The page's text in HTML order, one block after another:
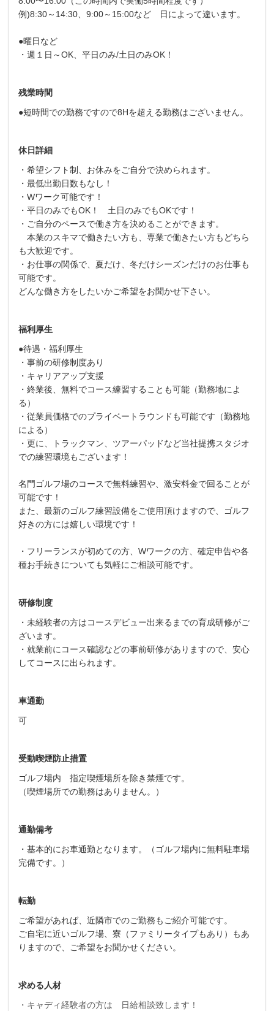
例)8:30～14:30、9:00～15:00など 日によって違います。
●曜日など
・週１日～OK、平日のみ/土日のみOK！
残業時間
●短時間での勤務ですので8Hを超える勤務はございません。
休日詳細
・希望シフト制、お休みをご自分で決められます。
・最低出勤日数もなし！
・Wワーク可能です！
・平日のみでもOK！ 土日のみでもOKです！
・ご自分のペースで働き方を決めることができます。
本業のスキマで働きたい方も、専業で働きたい方もどちら
も大歓迎です。
・お仕事の関係で、夏だけ、冬だけシーズンだけのお仕事も
可能です。
どんな働き方をしたいかご希望をお聞かせ下さい。
福利厚生
●待遇・福利厚生
・事前の研修制度あり
・キャリアアップ支援
・終業後、無料でコース練習することも可能（勤務地によ
る）
・従業員価格でのプライベートラウンドも可能です（勤務地
による）
・更に、トラックマン、ツアーパッドなど当社提携スタジオ
での練習環境もございます！
名門ゴルフ場のコースで無料練習や、激安料金で回ることが
可能です！
また、最新のゴルフ練習設備をご使用頂けますので、ゴルフ
好きの方には嬉しい環境です！
・フリーランスが初めての方、Wワークの方、確定申告や各
種お手続きについても気軽にご相談可能です。
研修制度
・未経験者の方はコースデビュー出来るまでの育成研修がご
ざいます。
・就業前にコース確認などの事前研修がありますので、安心
してコースに出られます。
車通勤
可
受動喫煙防止措置
ゴルフ場内 指定喫煙場所を除き禁煙です。
（喫煙場所での勤務はありません。）
通勤備考
・基本的にお車通勤となります。（ゴルフ場内に無料駐車場
完備です。）
転勤
ご希望があれば、近隣市でのご勤務もご紹介可能です。
ご自宅に近いゴルフ場、寮（ファミリータイプもあり）もあ
りますので、ご希望をお聞かせください。
求める人材
・キャディ経験者の方は 日給相談致します！